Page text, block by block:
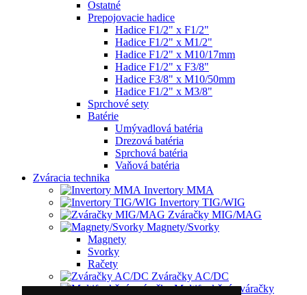
Ostatné
Prepojovacie hadice
Hadice F1/2" x F1/2"
Hadice F1/2" x M1/2"
Hadice F1/2" x M10/17mm
Hadice F1/2" x F3/8"
Hadice F3/8" x M10/50mm
Hadice F1/2" x M3/8"
Sprchové sety
Batérie
Umývadlová batéria
Drezová batéria
Sprchová batéria
Vaňová batéria
Zváracia technika
Invertory MMA
Invertory TIG/WIG
Zváračky MIG/MAG
Magnety/Svorky
Magnety
Svorky
Račety
Zváračky AC/DC
Multifunkčné zváračky